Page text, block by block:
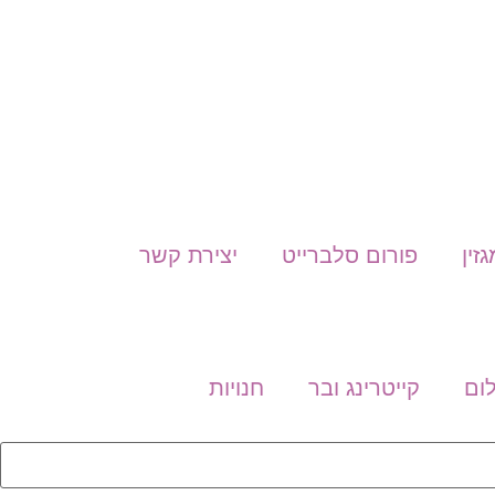
פורום סלברייט יצירת קשר
קייטרינג ובר חנויות